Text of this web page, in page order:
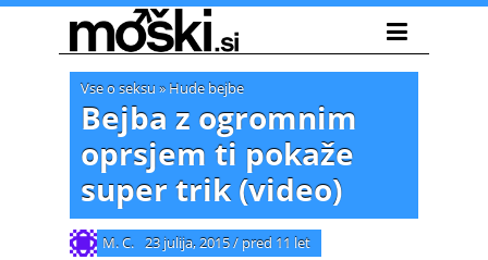
Vse o seksu » Hude bejbe
Bejba z ogromnim
oprsjem ti pokaže
super trik (video)
M. C. 23 julija, 2015/ pred 11 let